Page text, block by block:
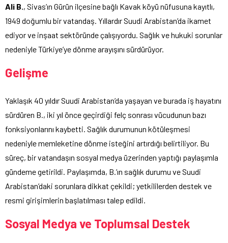
Ali B., Sivas’ın Gürün ilçesine bağlı Kavak köyü nüfusuna kayıtlı,
1949 doğumlu bir vatandaş. Yıllardır Suudi Arabistan’da ikamet
ediyor ve inşaat sektöründe çalışıyordu. Sağlık ve hukuki sorunlar
nedeniyle Türkiye’ye dönme arayışını sürdürüyor.
Gelişme
Yaklaşık 40 yıldır Suudi Arabistan’da yaşayan ve burada iş hayatını
sürdüren B., iki yıl önce geçirdiği felç sonrası vücudunun bazı
fonksiyonlarını kaybetti. Sağlık durumunun kötüleşmesi
nedeniyle memleketine dönme isteğini artırdığı belirtiliyor. Bu
süreç, bir vatandaşın sosyal medya üzerinden yaptığı paylaşımla
gündeme getirildi. Paylaşımda, B.’ın sağlık durumu ve Suudi
Arabistan’daki sorunlara dikkat çekildi; yetkililerden destek ve
resmi girişimlerin başlatılması talep edildi.
Sosyal Medya ve Toplumsal Destek